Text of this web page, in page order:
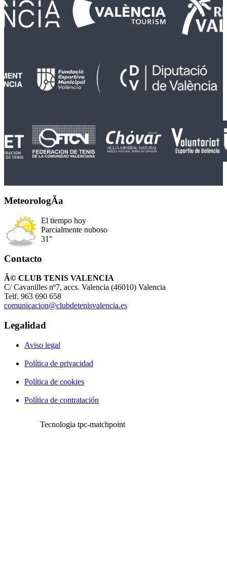
MeteorologÃ­a
El tiempo hoy
Parcialmente nuboso
31°
Contacto
Â© CLUB TENIS VALENCIA
C/ Cavanilles nº7, accs. Valencia (46010) Valencia
Telf. 963 690 658
comunicacion@clubdetenisvalencia.es
Legalidad
Aviso legal
Política de privacidad
Política de cookies
Política de contratación
Tecnologia tpc-matchpoint